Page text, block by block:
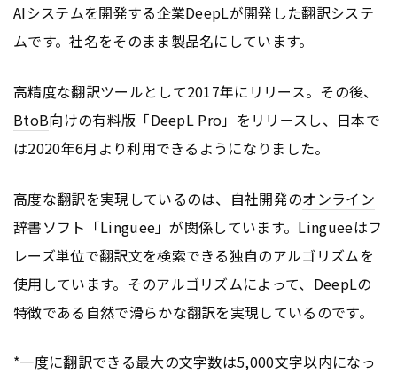
AIシステムを開発する企業DeepLが開発した翻訳システ
ムです。社名をそのまま製品名にしています。
高精度な翻訳ツールとして2017年にリリース。その後、
BtoB向けの有料版「DeepL Pro」をリリースし、日本で
は2020年6月より利用できるようになりました。
高度な翻訳を実現しているのは、自社開発のオンライン
辞書ソフト「Linguee」が関係しています。Lingueeはフ
レーズ単位で翻訳文を検索できる独自のアルゴリズムを
使用しています。そのアルゴリズムによって、DeepLの
特徴である自然で滑らかな翻訳を実現しているのです。
*一度に翻訳できる最大の文字数は5,000文字以内になっ